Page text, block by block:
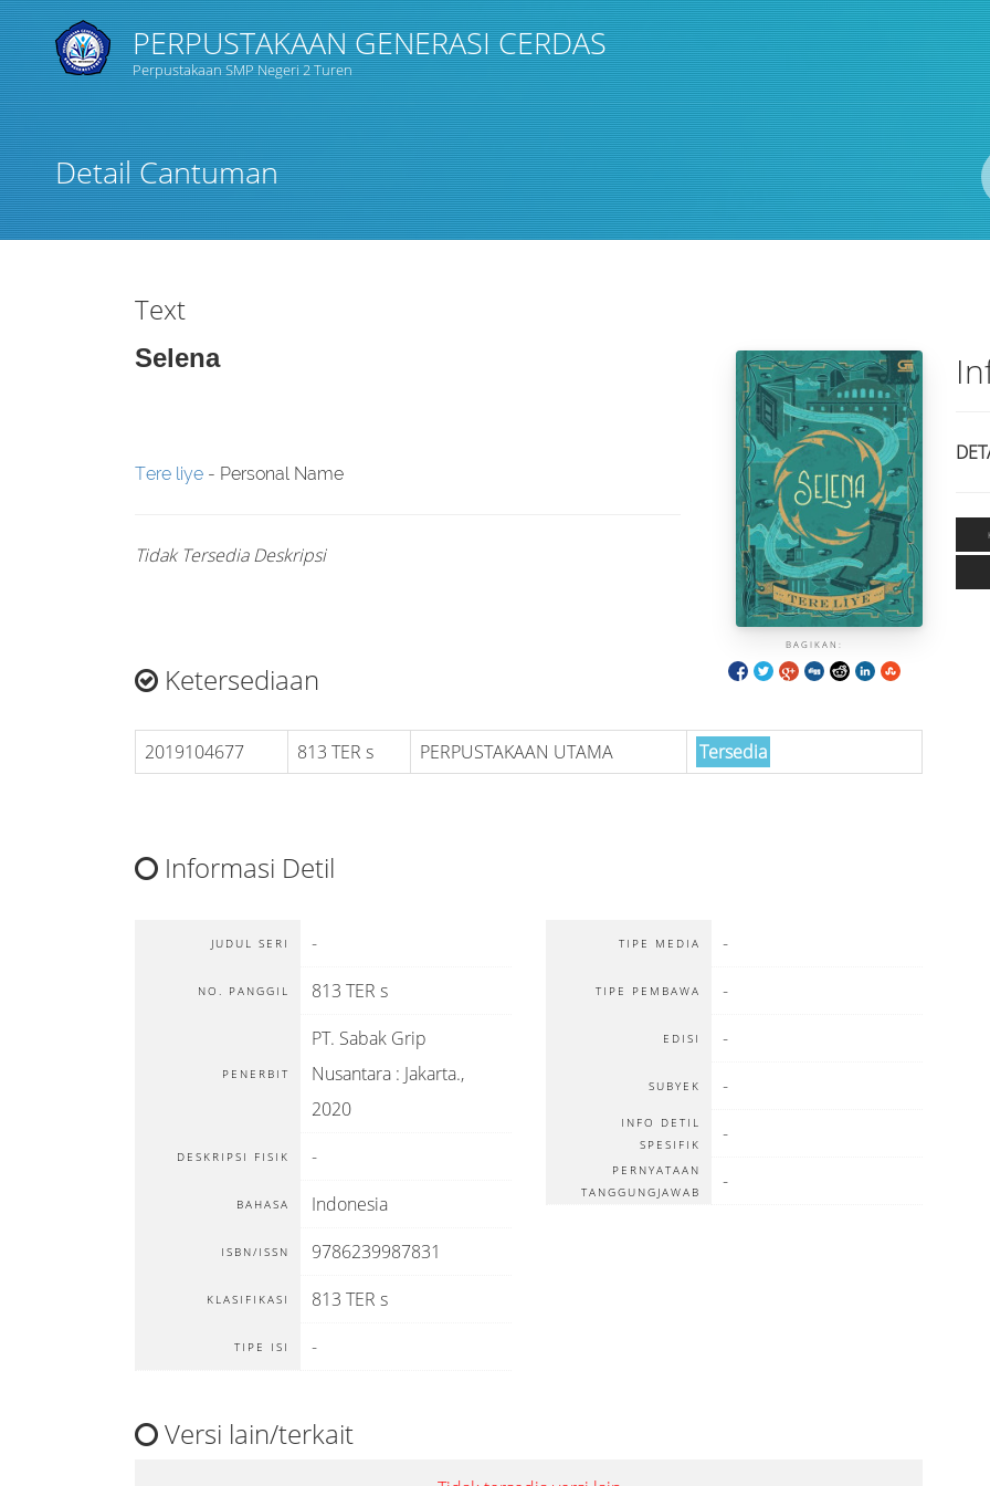
PERPUSTAKAAN GENERASI CERDAS
Perpustakaan SMP Negeri 2 Turen
Detail Cantuman
Text
Selena
BAGIKAN:
Tere liye - Personal Name
Tidak Tersedia Deskripsi
Ketersediaan
2019104677 813 TER s PERPUSTAKAAN UTAMA Tersedia
Informasi Detil
JUDUL SERI -
NO. PANGGIL 813 TER s
PENERBIT
PT. Sabak Grip
Nusantara : Jakarta.,
2020
DESKRIPSI FISIK -
BAHASA Indonesia
ISBN/ISSN 9786239987831
KLASIFIKASI 813 TER s
TIPE ISI -
TIPE MEDIA -
TIPE PEMBAWA -
EDISI -
SUBYEK -
INFO DETIL
SPESIFIK
-
PERNYATAAN
TANGGUNGJAWAB
-
Versi lain/terkait
Judul Pengarang
Subyek ISBN/ISSN